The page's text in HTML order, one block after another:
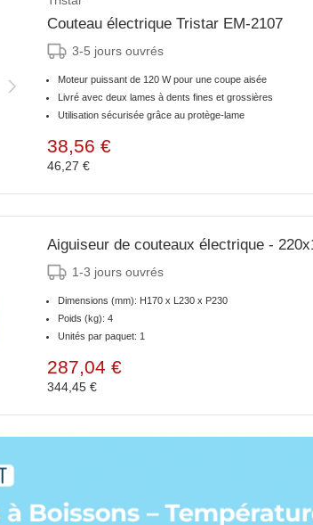
Couteau électrique Tristar EM-2107
3-5 jours ouvrés
Moteur puissant de 120 W pour une coupe aisée
Livré avec deux lames à dents fines et grossières
Utilisation sécurisée grâce au protège-lame
38,56 €
46,27 €
Aiguiseur de couteaux électrique -
1-3 jours ouvrés
Dimensions (mm): H170 x L230 x P230
Poids (kg): 4
Unités par paquet: 1
287,04 €
344,45 €